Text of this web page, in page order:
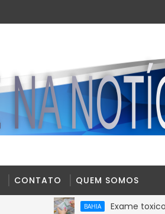
CONTATO QUEM SOMOS
Exame toxicológico